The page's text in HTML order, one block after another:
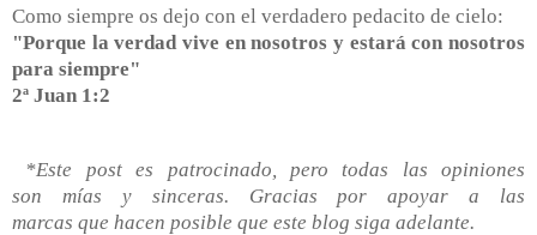
Como siempre os dejo con el verdadero pedacito de cielo:
"Porque la verdad vive en nosotros y estará con nosotros
para siempre"
2ª Juan 1:2
*Este post es patrocinado, pero todas las opiniones
son mías y sinceras. Gracias por apoyar a las
marcas que hacen posible que este blog siga adelante.